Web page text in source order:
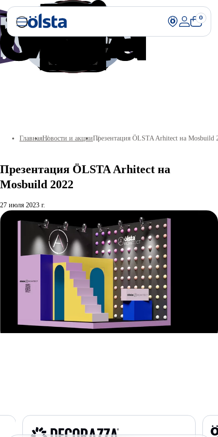
0
ГлавнаяНовости и акцииПрезентация ÖLSTA Arhitect на Mosbuild
27 июля 2023 г.
Презентация ÖLSTA Arhitect на
Mosbuild 2022